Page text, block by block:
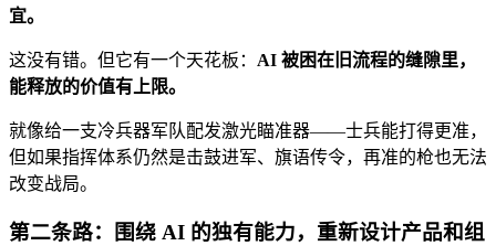
宜。
这没有错。但它有一个天花板： AI 被困在旧流程的缝隙里，
能释放的价值有上限。
就像给一支冷兵器军队配发激光瞄准器——士兵能打得更准，
但如果指挥体系仍然是击鼓进军、旗语传令，再准的枪也无法
改变战局。
第二条路：围绕 AI 的独有能力，重新设计产品和组